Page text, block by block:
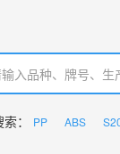
： PP ABS